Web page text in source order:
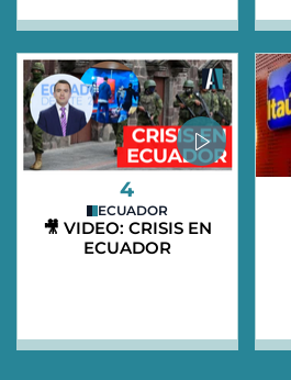
4
ECUADOR
🎥 VIDEO: CRISIS EN
ECUADOR